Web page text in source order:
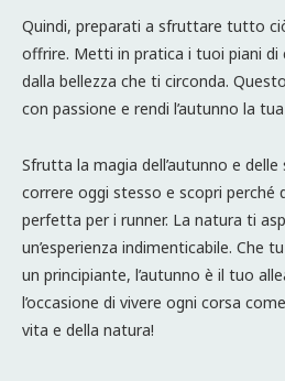
Quindi, preparati a sfruttare tutto
offrire. Metti in pratica i tuoi piani di
dalla bellezza che ti circonda.
con passione e rendi l’autunno la
Sfrutta la magia dell’autunno e delle
correre oggi stesso e scopri perché
perfetta per i runner. La natura ti
un’esperienza indimenticabile. Che
un principiante, l’autunno è il tuo
l’occasione di vivere ogni corsa
vita e della natura!